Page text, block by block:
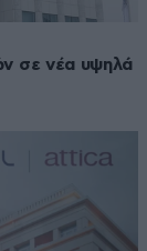
σε νέα υψηλά